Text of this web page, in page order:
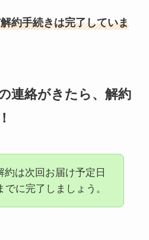
約手続きは完了していま
連絡がきたら、解約
約は次回お届け予定日
でに完了しましょう。